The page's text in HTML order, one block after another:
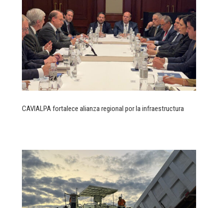
CAVIALPA fortalece alianza regional por la infraestructura